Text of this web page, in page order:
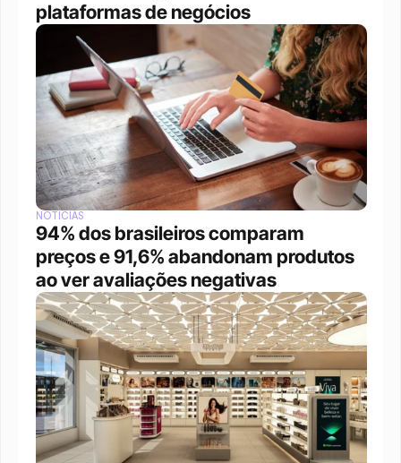
plataformas de negócios
NOTÍCIAS
94% dos brasileiros comparam
preços e 91,6% abandonam produtos
ao ver avaliações negativas